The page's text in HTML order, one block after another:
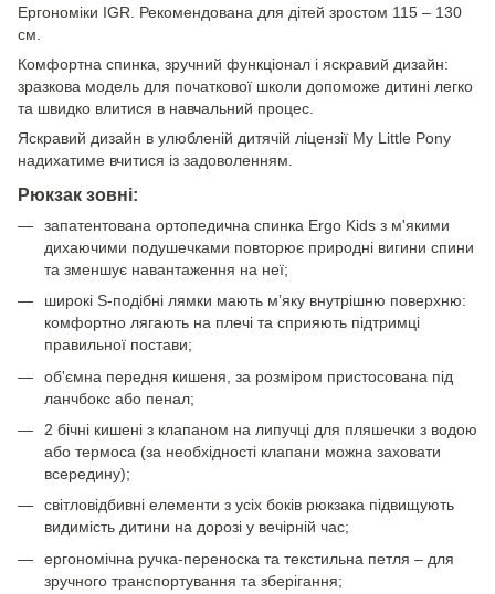
Ергономіки IGR. Рекомендована для дітей зростом 115 – 130
см.
Комфортна спинка, зручний функціонал і яскравий дизайн:
зразкова модель для початкової школи допоможе дитині легко
та швидко влитися в навчальний процес.
Яскравий дизайн в улюбленій дитячій ліцензії My Little Pony
надихатиме вчитися із задоволенням.
Рюкзак зовні:
запатентована ортопедична спинка Ergo Kids з м'якими
дихаючими подушечками повторює природні вигини спини
та зменшує навантаження на неї;
широкі S-подібні лямки мають м’яку внутрішню поверхню:
комфортно лягають на плечі та сприяють підтримці
правильної постави;
об'ємна передня кишеня, за розміром пристосована під
ланчбокс або пенал;
2 бічні кишені з клапаном на липучці для пляшечки з водою
або термоса (за необхідності клапани можна заховати
всередину);
світловідбивні елементи з усіх боків рюкзака підвищують
видимість дитини на дорозі у вечірній час;
ергономічна ручка-переноска та текстильна петля – для
зручного транспортування та зберігання;